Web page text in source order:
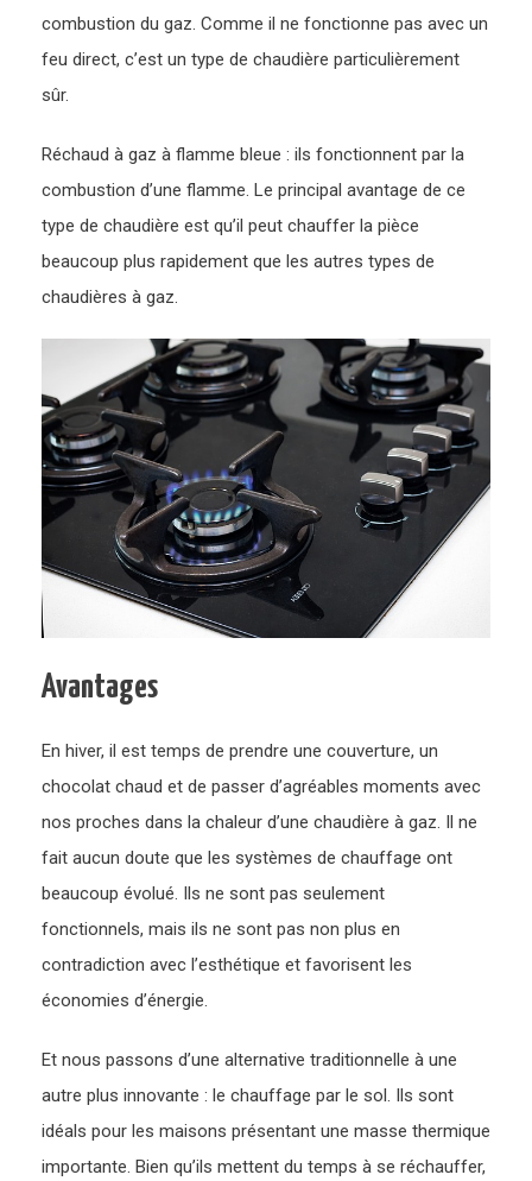
combustion du gaz. Comme il ne fonctionne pas avec un
feu direct, c’est un type de chaudière particulièrement
sûr.
Réchaud à gaz à flamme bleue : ils fonctionnent par la
combustion d’une flamme. Le principal avantage de ce
type de chaudière est qu’il peut chauffer la pièce
beaucoup plus rapidement que les autres types de
chaudières à gaz.
Avantages
En hiver, il est temps de prendre une couverture, un
chocolat chaud et de passer d’agréables moments avec
nos proches dans la chaleur d’une chaudière à gaz. Il ne
fait aucun doute que les systèmes de chauffage ont
beaucoup évolué. Ils ne sont pas seulement
fonctionnels, mais ils ne sont pas non plus en
contradiction avec l’esthétique et favorisent les
économies d’énergie.
Et nous passons d’une alternative traditionnelle à une
autre plus innovante : le chauffage par le sol. Ils sont
idéals pour les maisons présentant une masse thermique
importante. Bien qu’ils mettent du temps à se réchauffer,